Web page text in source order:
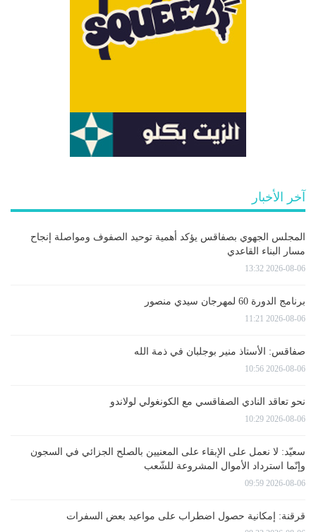
آخر الأخبار
المجلس الجهوي بصفاقس يؤكد أهمية توحيد الصفوف ومواصلة إنجاح
مسار البناء القاعدي
2026-08-06 13:32
برنامج الدورة 60 لمهرجان سيدي منصور
2026-08-06 11:21
صفاقس: الأستاذ منير بوجلبان في ذمة الله
2026-08-06 10:56
نحو تعاقد النادي الصفاقسي مع الكونغولي لولاندو
2026-08-06 10:29
سعيّد: لا نعمل على الإبقاء على المعنيين بالصلح الجزائي في السجون
وإنّما استرداد الأموال المشروعة للشّعب
2026-08-06 09:59
قرقنة: إمكانية حصول اضطراب على مواعيد بعض السفرات